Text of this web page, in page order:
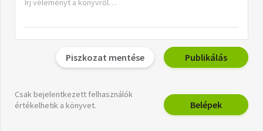
Piszkozat mentése Publikálás
Csak bejelentkezett felhasználók
értékelhetik a könyvet.
Belépek